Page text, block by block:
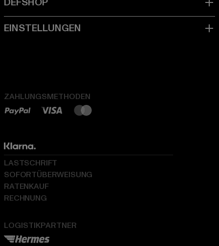
ZAHLUNGSMETHODEN
LOGISTIKPARTNER
LASTSCHRIFT
SOFORTÜBERWEISUNG
RATENKAUF
RECHNUNG